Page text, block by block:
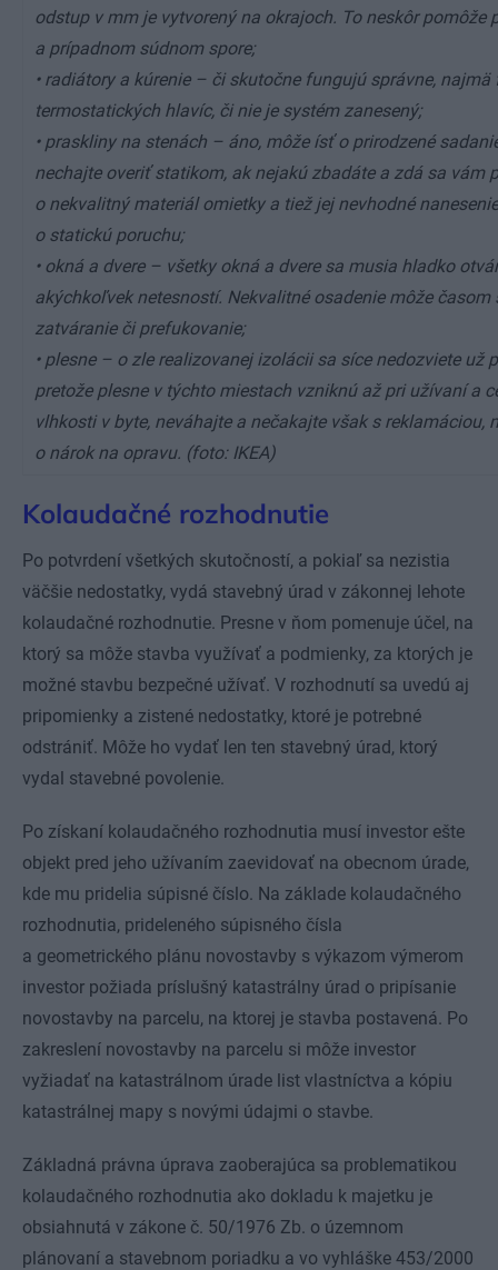
odstup v mm je vytvorený na okrajoch. To neskôr pomôže
a prípadnom súdnom spore;
• radiátory a kúrenie – či skutočne fungujú správne, najmä
termostatických hlavíc, či nie je systém zanesený;
• praskliny na stenách – áno, môže ísť o prirodzené
nechajte overiť statikom, ak nejakú zbadáte a zdá sa vám
o nekvalitný materiál omietky a tiež jej nevhodné
o statickú poruchu;
• okná a dvere – všetky okná a dvere sa musia hladko
akýchkoľvek netesností. Nekvalitné osadenie môže
zatváranie či prefukovanie;
• plesne – o zle realizovanej izolácii sa síce nedozviete už
pretože plesne v týchto miestach vzniknú až pri užívaní a
vlhkosti v byte, neváhajte a nečakajte však s reklamáciou,
o nárok na opravu. (foto: IKEA)
Kolaudačné rozhodnutie
Po potvrdení všetkých skutočností, a pokiaľ sa nezistia
väčšie nedostatky, vydá stavebný úrad v zákonnej lehote
kolaudačné rozhodnutie. Presne v ňom pomenuje účel, na
ktorý sa môže stavba využívať a podmienky, za ktorých je
možné stavbu bezpečné užívať. V rozhodnutí sa uvedú aj
pripomienky a zistené nedostatky, ktoré je potrebné
odstrániť. Môže ho vydať len ten stavebný úrad, ktorý
vydal stavebné povolenie.
Po získaní kolaudačného rozhodnutia musí investor ešte
objekt pred jeho užívaním zaevidovať na obecnom úrade,
kde mu pridelia súpisné číslo. Na základe kolaudačného
rozhodnutia, prideleného súpisného čísla
a geometrického plánu novostavby s výkazom výmerom
investor požiada príslušný katastrálny úrad o pripísanie
novostavby na parcelu, na ktorej je stavba postavená. Po
zakreslení novostavby na parcelu si môže investor
vyžiadať na katastrálnom úrade list vlastníctva a kópiu
katastrálnej mapy s novými údajmi o stavbe.
Základná právna úprava zaoberajúca sa problematikou
kolaudačného rozhodnutia ako dokladu k majetku je
obsiahnutá v zákone č. 50/1976 Zb. o územnom
plánovaní a stavebnom poriadku a vo vyhláške 453/2000